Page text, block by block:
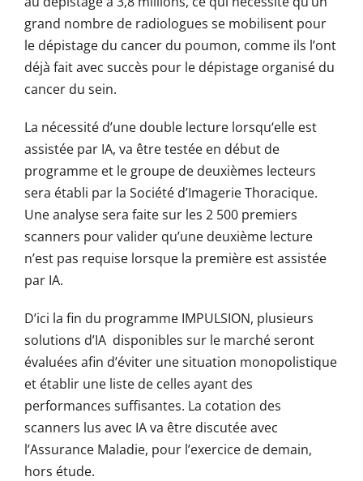
grand nombre de radiologues se mobilisent pour
le dépistage du cancer du poumon, comme ils l’ont
déjà fait avec succès pour le dépistage organisé du
cancer du sein.
La nécessité d’une double lecture lorsqu‘elle est
assistée par IA, va être testée en début de
programme et le groupe de deuxièmes lecteurs
sera établi par la Société d’Imagerie Thoracique.
Une analyse sera faite sur les 2 500 premiers
scanners pour valider qu’une deuxième lecture
n’est pas requise lorsque la première est assistée
par IA.
D’ici la fin du programme IMPULSION, plusieurs
solutions d’IA disponibles sur le marché seront
évaluées afin d’éviter une situation monopolistique
et établir une liste de celles ayant des
performances suffisantes. La cotation des
scanners lus avec IA va être discutée avec
l’Assurance Maladie, pour l’exercice de demain,
hors étude.